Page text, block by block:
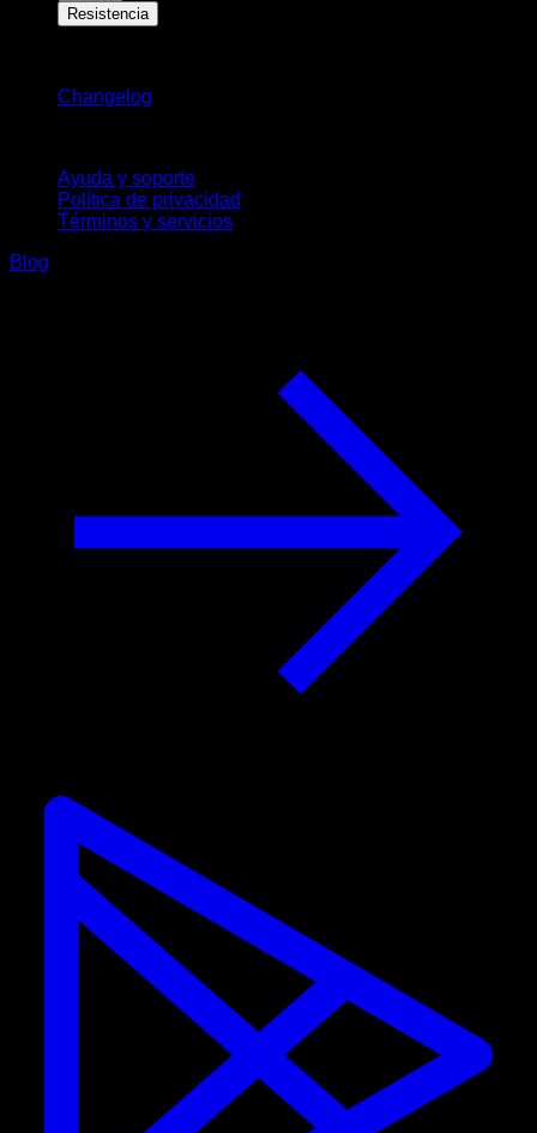
Resistencia
Changelog
Ayuda y soporte
Política de privacidad
Términos y servicios
Blog